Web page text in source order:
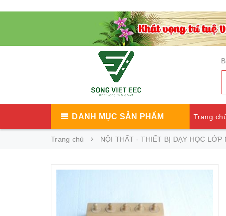
DANH MỤC SẢN PHẨM Trang
Cataloge
Trang chủ NỘI THẤT - THIẾT BỊ DẠY HỌC LỚP